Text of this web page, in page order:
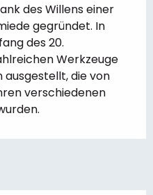
des Willens einer
gegründet. In
des 20.
Werkzeuge
die von
verschiedenen